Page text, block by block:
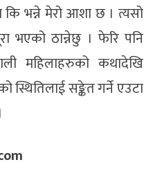
कि भन्ने मेरो आशा छ । त्यसो
भएको ठान्नेछु । फेरि पनि
महिलाहरुको कथादेखि
स्थितिलाई सङ्केत गर्ने एउटा